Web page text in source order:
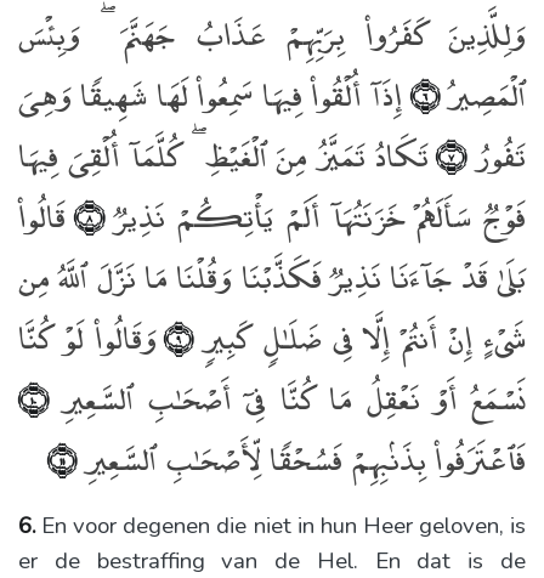
6. En voor degenen die niet in hun Heer geloven, is
er de bestraffing van de Hel. En dat is de
وَلِلَّذِينَ كَفَرُوا۟ بِرَبِّهِمْ عَذَابُ جَهَنَّمَ ۖ وَبِئْسَ
ٱلْمَصِيرُ﴿٦﴾ إِذَآ أُلْقُوا۟ فِيهَا سَمِعُوا۟ لَهَا شَهِيقًۭا وَهِىَ
تَفُورُ﴿٧﴾ تَكَادُ تَمَيَّزُ مِنَ ٱلْغَيْظِ ۖ كُلَّمَآ أُلْقِىَ فِيهَا
فَوْجٌۭ سَأَلَهُمْ خَزَنَتُهَآ أَلَمْ يَأْتِكُمْ نَذِيرٌۭ﴿٨﴾ قَالُوا۟
بَلَىٰ قَدْ جَآءَنَا نَذِيرٌۭ فَكَذَّبْنَا وَقُلْنَا مَا نَزَّلَ ٱللَّهُ مِن
شَىْءٍ إِنْ أَنتُمْ إِلَّا فِى ضَلَـٰلٍۢ كَبِيرٍۢ﴿٩﴾ وَقَالُوا۟ لَوْ كُنَّا
نَسْمَعُ أَوْ نَعْقِلُ مَا كُنَّا فِىٓ أَصْحَـٰبِ ٱلسَّعِيرِ﴿١٠﴾
فَٱعْتَرَفُوا۟ بِذَنۢبِهِمْ فَسُحْقًۭا لِّأَصْحَـٰبِ ٱلسَّعِيرِ﴿١١﴾